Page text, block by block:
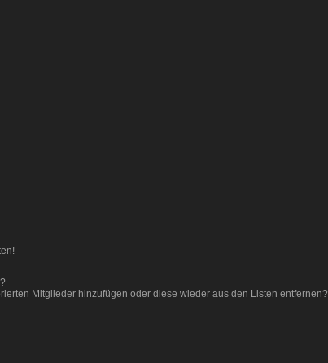
Mitglieder hinzufügen oder diese wieder aus den Listen entfernen?